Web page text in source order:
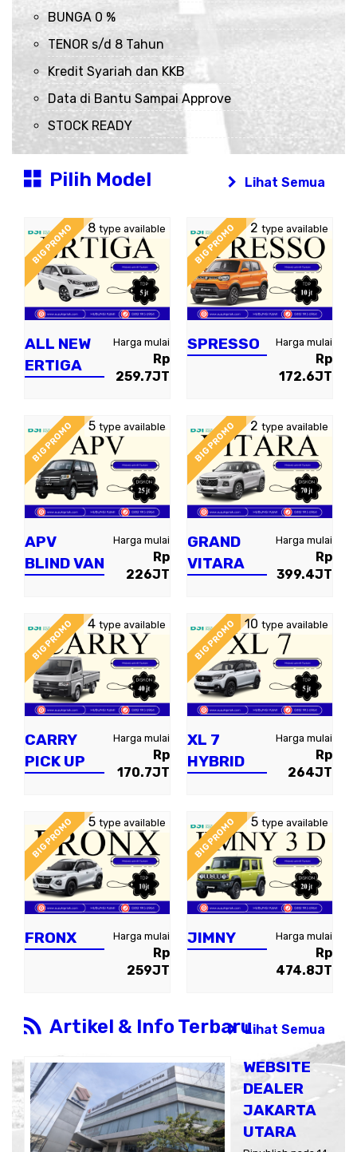
BUNGA 0 %
TENOR s/d 8 Tahun
Kredit Syariah dan KKB
Data di Bantu Sampai Approve
STOCK READY
Pilih Model
ALL NEW
ERTIGA
Harga mulai
Rp
259.7JT
BIG PROMO 8 type available
SPRESSO Harga mulai
Rp
172.6JT
BIG PROMO 2 type available
APV
BLIND VAN
Harga mulai
Rp
226JT
BIG PROMO 5 type available
GRAND
VITARA
Harga mulai
Rp
399.4JT
BIG PROMO 2 type available
CARRY
PICK UP
Harga mulai
Rp
170.7JT
BIG PROMO 4 type available
XL 7
HYBRID
Harga mulai
Rp
264JT
BIG PROMO 10 type available
FRONX Harga mulai
Rp
259JT
BIG PROMO 5 type available
JIMNY Harga mulai
Rp
474.8JT
BIG PROMO 5 type available
Lihat Semua
Artikel & Info Terbaru
WEBSITE
DEALER
JAKARTA
UTARA
Lihat Semua